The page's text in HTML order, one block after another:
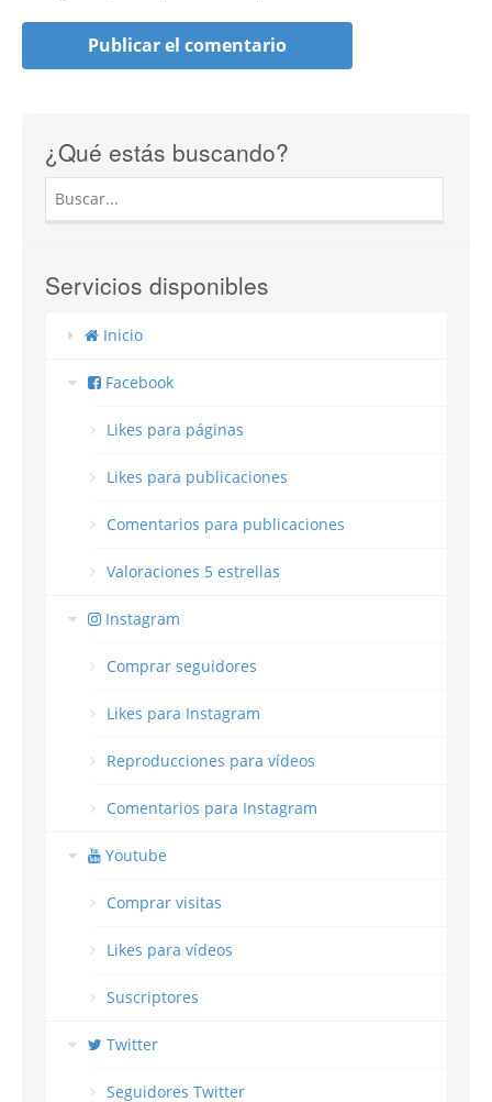
¿Qué estás buscando?
Servicios disponibles
Inicio
Facebook
Likes para páginas
Likes para publicaciones
Comentarios para publicaciones
Valoraciones 5 estrellas
Instagram
Comprar seguidores
Likes para Instagram
Reproducciones para vídeos
Comentarios para Instagram
Youtube
Comprar visitas
Likes para vídeos
Suscriptores
Twitter
Seguidores Twitter